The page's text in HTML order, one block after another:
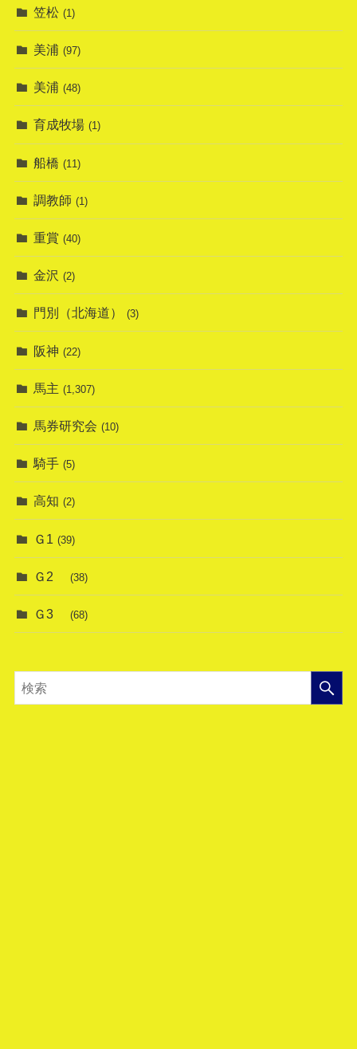
笠松 (1)
美浦 (97)
美浦 (48)
育成牧場 (1)
船橋 (11)
調教師 (1)
重賞 (40)
金沢 (2)
門別（北海道） (3)
阪神 (22)
馬主 (1,307)
馬券研究会 (10)
騎手 (5)
高知 (2)
Ｇ1 (39)
Ｇ2 (38)
Ｇ3 (68)